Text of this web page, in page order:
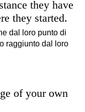
they have
they started.
dal loro punto di
raggiunto dal loro
of your own